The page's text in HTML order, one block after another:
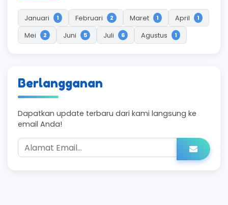
Januari 1 Februari 2 Maret 1 April 1
Mei 2 Juni 5 Juli 6 Agustus 1
Berlangganan
Dapatkan update terbaru dari kami langsung ke
email Anda!